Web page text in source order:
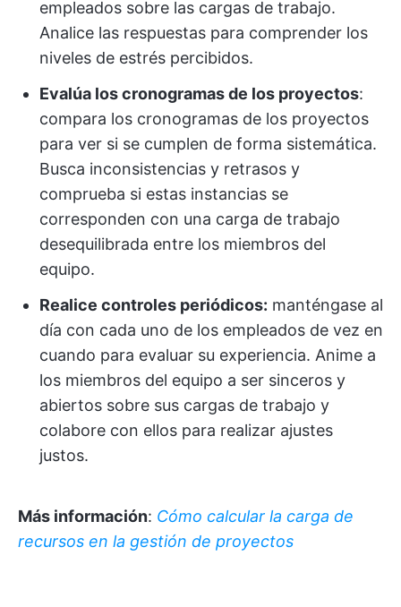
empleados sobre las cargas de trabajo.
Analice las respuestas para comprender los
niveles de estrés percibidos.
Evalúa los cronogramas de los proyectos:
compara los cronogramas de los proyectos
para ver si se cumplen de forma sistemática.
Busca inconsistencias y retrasos y
comprueba si estas instancias se
corresponden con una carga de trabajo
desequilibrada entre los miembros del
equipo.
Realice controles periódicos: manténgase al
día con cada uno de los empleados de vez en
cuando para evaluar su experiencia. Anime a
los miembros del equipo a ser sinceros y
abiertos sobre sus cargas de trabajo y
colabore con ellos para realizar ajustes
justos.
Más información: Cómo calcular la carga de
recursos en la gestión de proyectos